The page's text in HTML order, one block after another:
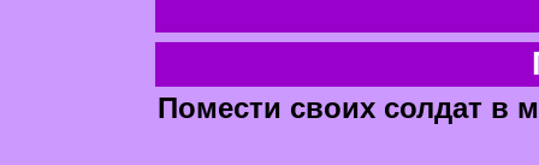
Помести своих солдат в